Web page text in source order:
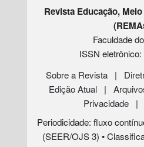
Revista Educação,
Faculdade
ISSN eletrônico:
Sobre a Revista
|
Edição Atual
|
Privacidade
|
Periodicidade: fluxo
(SEER/OJS 3) •